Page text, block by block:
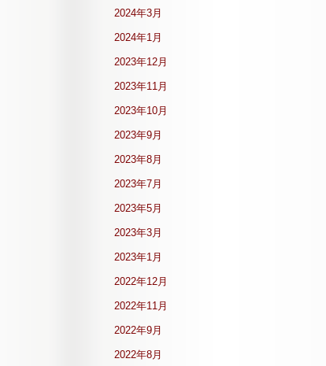
2024年3月
2024年1月
2023年12月
2023年11月
2023年10月
2023年9月
2023年8月
2023年7月
2023年5月
2023年3月
2023年1月
2022年12月
2022年11月
2022年9月
2022年8月